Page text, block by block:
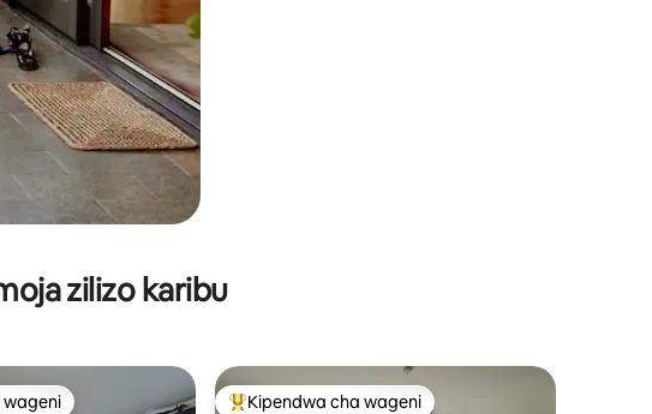
zilizo karibu
wageni Kipendwa cha wageni